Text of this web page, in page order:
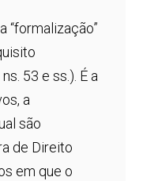
“formalização”
53 e ss.). É a
a
são
de Direito
em que o